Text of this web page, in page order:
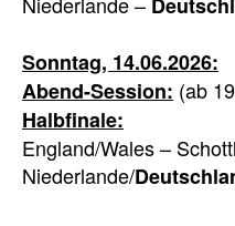
Sonntag, 14.06.2026:
Abend-Session: (ab
Halbfinale:
England/Wales –
Niederlande/